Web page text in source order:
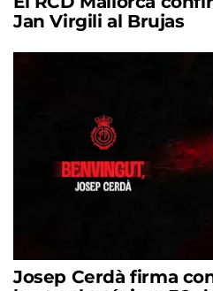
Jan Virgili al Brujas
Josep Cerdà firma